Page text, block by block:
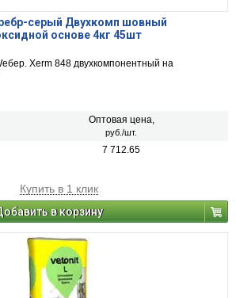
серый Двухкомп шовный
основе 4кг 45шт
Xerm 848 двухкомпонентный на
Оптовая цена,
руб./шт.
7 712.65
Купить в 1 клик
в корзину